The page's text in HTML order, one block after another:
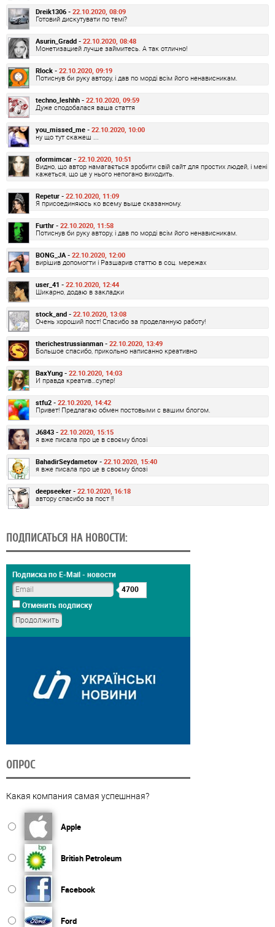
Dreik1306 - 22.10.2020, 08:09
Готовий дискутувати по темі?
Asurin_Gradd - 22.10.2020, 08:48
Монетизацией лучше займитесь. А так отлично!
Rlock - 22.10.2020, 09:19
Потиснув би руку автору, і дав по морді всім його ненависникам.
techno_leshhh - 22.10.2020, 09:59
Дуже сподобалася ваша стаття
you_missed_me - 22.10.2020, 10:00
ну що тут скажеш ...
oformimcar - 22.10.2020, 10:51
Видно, що автор намагається зробити свій сайт для простих людей, і мені
кажеться, що це у нього непогано виходить.
Repetur - 22.10.2020, 11:09
Я присоединяюсь ко всему выше сказанному.
Furthr - 22.10.2020, 11:58
Потиснув би руку автору, і дав по морді всім його ненависникам.
BONG_JA - 22.10.2020, 12:00
вирішив допомогти і Разшарив статтю в соц. мережах
user_41 - 22.10.2020, 12:44
Шикарно, додаю в закладки
stock_and - 22.10.2020, 13:08
Очень хороший пост! Спасибо за проделанную работу!
therichestrussianman - 22.10.2020, 13:49
Большое спасибо, прикольно написанно креативно
BaxYung - 22.10.2020, 14:03
И правда креатив…супер!
stfu2 - 22.10.2020, 14:42
Привет! Предлагаю обмен постовыми с вашим блогом.
J6843 - 22.10.2020, 15:15
я вже писала про це в своєму блозі
BahadirSeydametov - 22.10.2020, 15:40
я вже писала про це в своєму блозі
deepseeker - 22.10.2020, 16:18
автору спасибо за пост !!
ПОДПИСАТЬСЯ НА НОВОСТИ:
Подписка по E-Mail - новости
4700
Отменить подписку
ОПРОС
Какая компания самая успешнная?
Apple
British Petroleum
Facebook
Ford